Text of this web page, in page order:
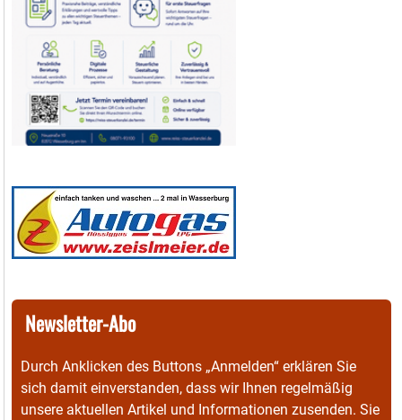
Newsletter-Abo
Durch Anklicken des Buttons „Anmelden“ erklären Sie
sich damit einverstanden, dass wir Ihnen regelmäßig
unsere aktuellen Artikel und Informationen zusenden. Sie